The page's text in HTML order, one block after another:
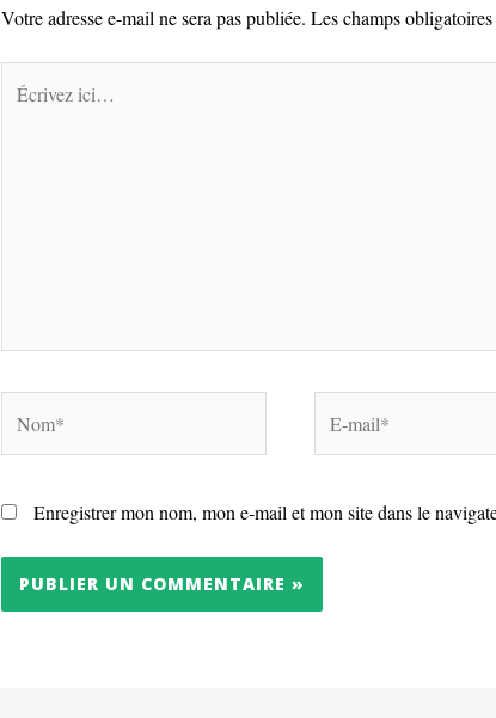
Votre adresse e-mail ne sera pas publiée. Les champs
ici…
mail*
Enregistrer mon nom, mon e-mail et mon site dans le